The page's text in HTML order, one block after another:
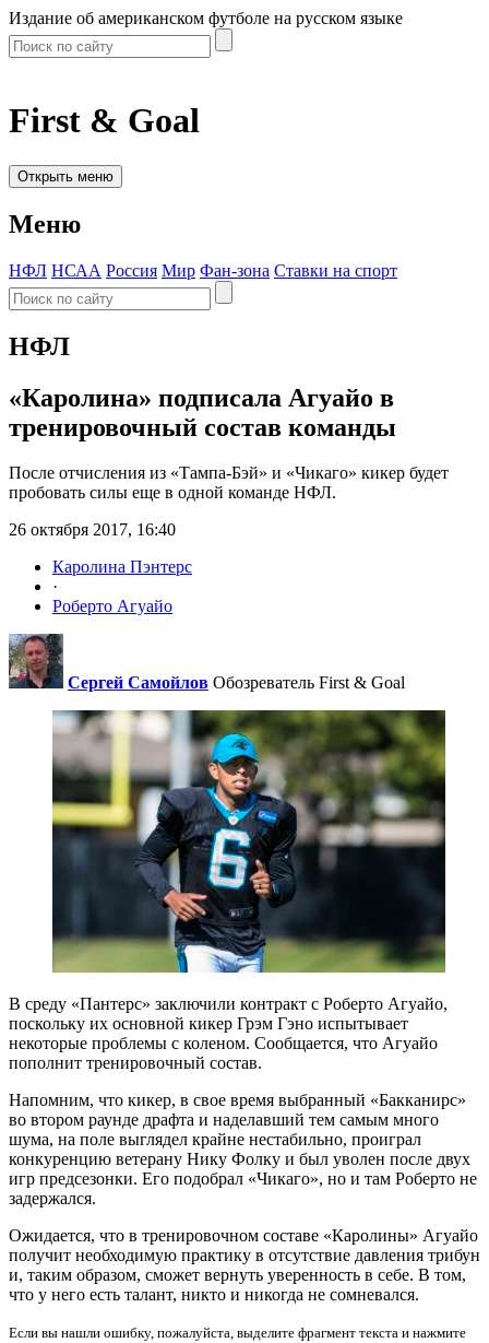
Издание об американском футболе на русском языке
First & Goal
Открыть меню
Меню
НФЛ НСАА Россия Мир Фан-зона Ставки на спорт
НФЛ
«Каролина» подписала Агуайо в
тренировочный состав команды
После отчисления из «Тампа-Бэй» и «Чикаго» кикер будет
пробовать силы еще в одной команде НФЛ.
26 октября 2017, 16:40
Каролина Пэнтерс
·
Роберто Агуайо
Сергей Самойлов Обозреватель First & Goal
В среду «Пантерс» заключили контракт с Роберто Агуайо,
поскольку их основной кикер Грэм Гэно испытывает
некоторые проблемы с коленом. Сообщается, что Агуайо
пополнит тренировочный состав.
Напомним, что кикер, в свое время выбранный «Бакканирс»
во втором раунде драфта и наделавший тем самым много
шума, на поле выглядел крайне нестабильно, проиграл
конкуренцию ветерану Нику Фолку и был уволен после двух
игр предсезонки. Его подобрал «Чикаго», но и там Роберто не
задержался.
Ожидается, что в тренировочном составе «Каролины» Агуайо
получит необходимую практику в отсутствие давления трибун
и, таким образом, сможет вернуть уверенность в себе. В том,
что у него есть талант, никто и никогда не сомневался.
Если вы нашли ошибку, пожалуйста, выделите фрагмент текста и нажмите